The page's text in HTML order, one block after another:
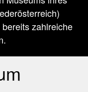
zahlreiche